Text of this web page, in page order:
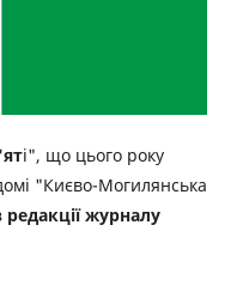
і", що цього року
"Києво-Могилянська
журналу